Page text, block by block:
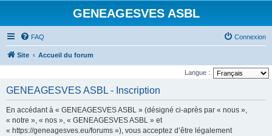
GENEAGESVES ASBL
FAQ Connexion
Site Accueil du forum
Langue :
GENEAGESVES ASBL - Inscription
En accédant à « GENEAGESVES ASBL » (désigné ci-après par « nous »,
« notre », « nos », « GENEAGESVES ASBL » et
« https://geneagesves.eu/forums »), vous acceptez d’être légalement